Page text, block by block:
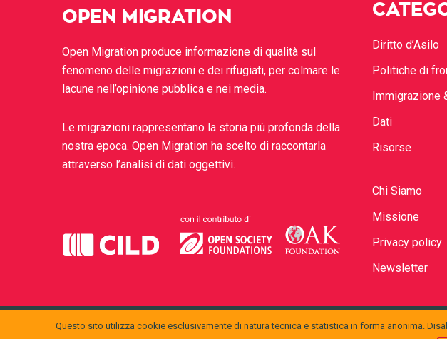
OPEN MIGRATION
Open Migration produce informazione di qualità sul
fenomeno delle migrazioni e dei rifugiati, per colmare le
lacune nell’opinione pubblica e nei media.
Le migrazioni rappresentano la storia più profonda della
nostra epoca. Open Migration ha scelto di raccontarla
attraverso l’analisi di dati oggettivi.
Diritto d’Asilo
Politiche di
Immigrazione
Dati
Risorse
Chi Siamo
Missione
Privacy policy
Newsletter
Questo sito utilizza cookie esclusivamente di natura tecnica e statistica in forma anonima.